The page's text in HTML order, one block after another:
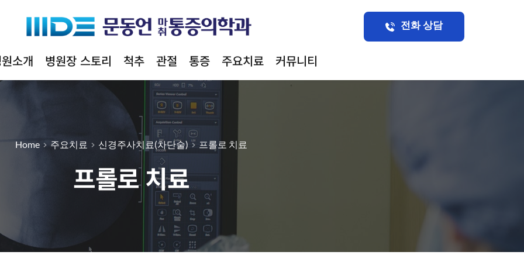
전화 상담
소개 병원장 스토리 척추 관절 통증 주요치료 커뮤니티
Home 주요치료 신경주사치료(차단술) 프롤로 치료
프롤로 치료